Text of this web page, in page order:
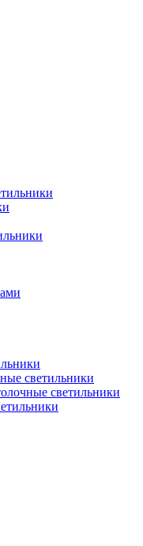
светильники
светильники